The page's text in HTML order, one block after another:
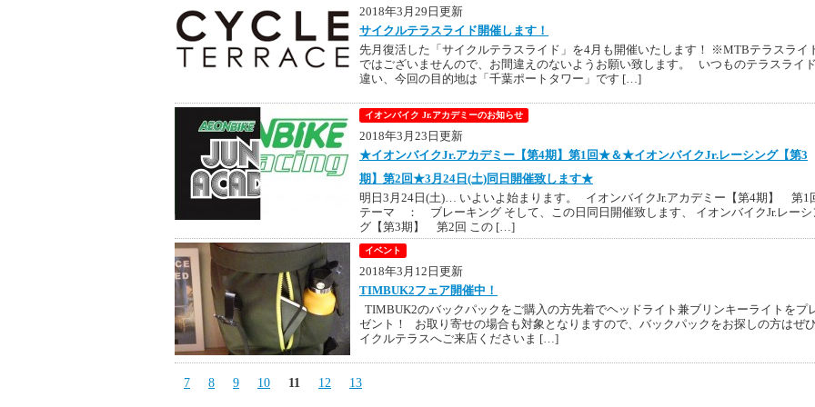
2018年3月29日更新
サイクルテラスライド開催します！
先月復活した「サイクルテラスライド」を4月も開催いたします！ ※MTBテラスライ
ではございませんので、お間違えのないようお願い致します。 いつものテラスライ
違い、今回の目的地は「千葉ポートタワー」です […]
イオンバイク Jr.アカデミーのお知らせ
2018年3月23日更新
★イオンバイクJr.アカデミー【第4期】第1回★＆★イオンバイクJr.レーシング【第3
期】第2回★3月24日(土)同日開催致します★
明日3月24日(土)… いよいよ始まります。 イオンバイクJr.アカデミー【第4期】 第1
テーマ ： ブレーキング そして、この日同日開催致します、 イオンバイクJr.レーシ
グ【第3期】 第2回 この […]
イベント
2018年3月12日更新
TIMBUK2フェア開催中！
TIMBUK2のバックパックをご購入の方先着でヘッドライト兼ブリンキーライトをプ
ゼント！ お取り寄せの場合も対象となりますので、バックパックをお探しの方はぜ
イクルテラスへご来店くださいま […]
7 8 9 10 11 12 13